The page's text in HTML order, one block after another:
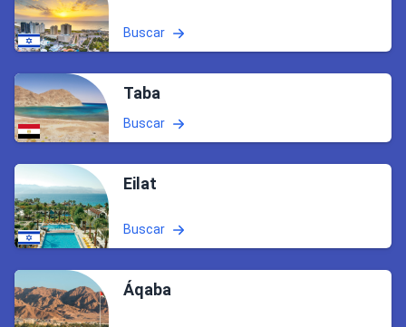
Buscar
Taba
Buscar
Eilat
Buscar
Áqaba